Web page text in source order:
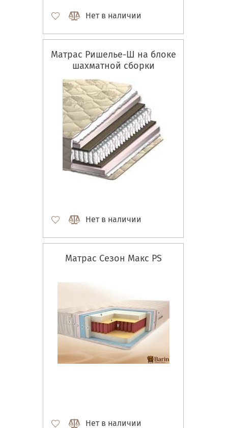
Нет в наличии
Матрас Ришелье-Ш на блоке
шахматной сборки
Нет в наличии
Матрас Сезон Макс PS
Нет в наличии